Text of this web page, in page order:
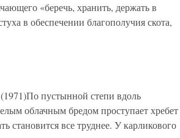
«беречь, хранить, держать в
в обеспечении благополучия скота,
пустынной степи вдоль
облачным бредом проступает хребет
становится все труднее. У карликового